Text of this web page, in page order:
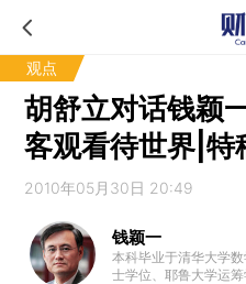
观点
胡舒立对话钱颖
客观看待世界|特
2010年05月30日 20:49
钱颖一
本科毕业于清华大学
士学位、耶鲁大学运